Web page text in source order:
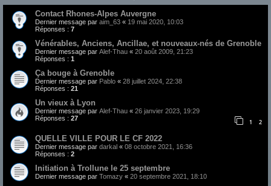
Contact Rhones-Alpes Auvergne
Dernier message par aim_63 « 19 mai 2020, 10:03
Réponses : 7
Vénérables, Anciens, Ancillae, et nouveaux-nés de Grenoble
Dernier message par Alef-Thau « 20 août 2009, 21:23
Réponses : 1
Ça bouge à Grenoble
Dernier message par Pablo « 28 juillet 2024, 22:38
Réponses : 21
Un vieux à Lyon
Dernier message par Alef-Thau « 26 janvier 2023, 19:29
Réponses : 27 1 2
QUELLE VILLE POUR LE CF 2022
Dernier message par darkal « 08 octobre 2021, 16:36
Réponses : 2
Initiation à Trollune le 25 septembre
Dernier message par Tomazy « 20 septembre 2021, 18:10